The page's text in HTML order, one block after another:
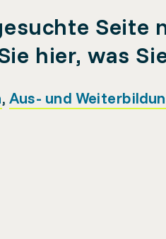
Seite
hier, was
, Aus- und